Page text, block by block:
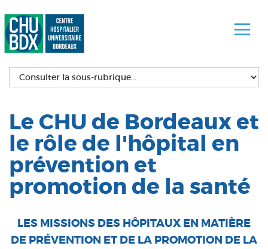
Le CHU de Bordeaux et
le rôle de l'hôpital en
prévention et
promotion de la santé
LES MISSIONS DES HÔPITAUX EN MATIÈRE
DE PRÉVENTION ET DE LA PROMOTION DE LA